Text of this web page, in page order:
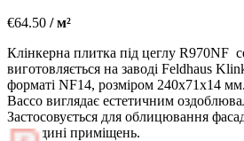
€64.50 / м²
Клінкерна плитка під цеглу R970NF
виготовляється на заводі Feldhaus
форматі NF14, розміром 240х71х14
Bacco виглядає естетичним
Застосовується для облицювання
усередині приміщень.